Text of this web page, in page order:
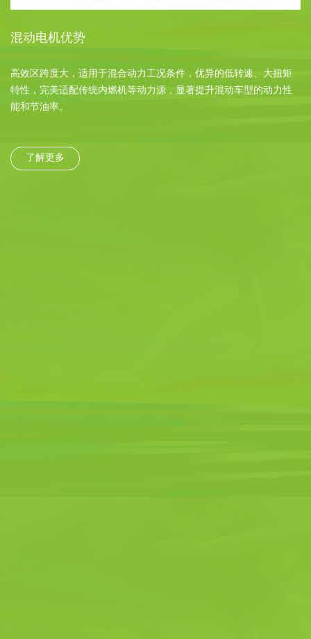
混动电机优势
高效区跨度大，适用于混合动力工况条件，优异的低转速、大扭矩
特性，完美适配传统内燃机等动力源，显著提升混动车型的动力性
能和节油率。
了解更多